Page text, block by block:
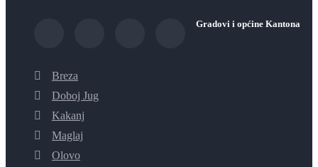
Gradovi i općine Kantona
Breza
Doboj Jug
Kakanj
Maglaj
Olovo